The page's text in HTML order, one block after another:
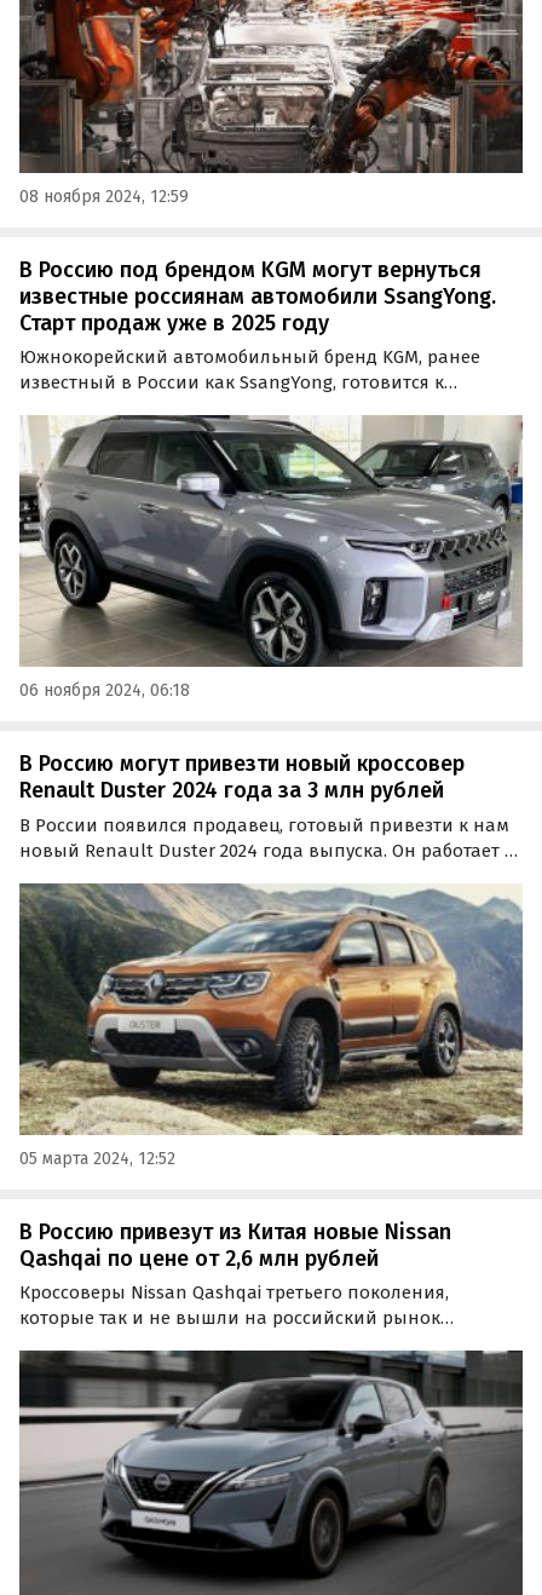
08 ноября 2024, 12:59
В Россию под брендом KGM могут вернуться
известные россиянам автомобили SsangYong.
Старт продаж уже в 2025 году
Южнокорейский автомобильный бренд KGM, ранее
известный в России как SsangYong, готовится к
начнутся в 2025 году, сообщает пресс-служба компании,
а официальным дистрибьютором марки станет АО
«РЭКС Моторс».
06 ноября 2024, 06:18
В Россию могут привезти новый кроссовер
Renault Duster 2024 года за 3 млн рублей
В России появился продавец, готовый привезти к нам
новый Renault Duster 2024 года выпуска. Он работает в
цвета по цене 2 999 000 рублей, пишут «Автоновости
дня».
05 марта 2024, 12:52
В Россию привезут из Китая новые Nissan
Qashqai по цене от 2,6 млн рублей
Кроссоверы Nissan Qashqai третьего поколения,
которые так и не вышли на российский рынок
Китая. По состоянию на 22 марта самый дешевый из
них стоит 2,6 млн рублей, пишут «Автоновости дня».